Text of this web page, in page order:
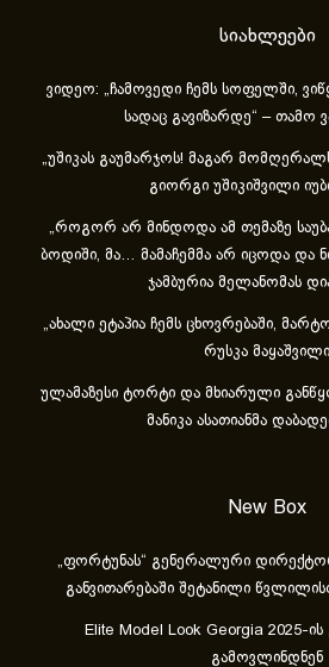
სიახლეები
ვიდეო: „ჩამოვედი ჩემს სოფელში,
სადაც გავიზარდე“ – თამო
„უშიკას გაუმარჯოს! მაგარ
გიორგი უშიკიშვილი
„როგორ არ მინდოდა ამ თემაზე
ბოდიში, მა… მამაჩემმა არ იცოდა და
ჯამბურია მელანომას
„ახა­ლი ეტა­პია ჩემს ცხოვ­რე­ბა­ში,
რუსკა მაყაშვილი
ულამაზესი ტორტი და მხიარული
მანიკა ასათიანმა
New Box
„ფორტუნას“ გენერალური
განვითარებაში შეტანილი
Elite Model Look Georgia 2025-ის
გამოვლინდნენ